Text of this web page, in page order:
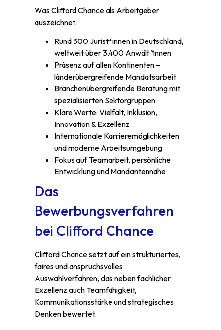
Was Clifford Chance als Arbeitgeber
auszeichnet:
Rund 300 Jurist*innen in Deutschland,
weltweit über 3.400 Anwält*innen
Präsenz auf allen Kontinenten –
länderübergreifende Mandatsarbeit
Branchenübergreifende Beratung mit
spezialisierten Sektorgruppen
Klare Werte: Vielfalt, Inklusion,
Innovation & Exzellenz
Internationale Karrieremöglichkeiten
und moderne Arbeitsumgebung
Fokus auf Teamarbeit, persönliche
Entwicklung und Mandantennähe
Das
Bewerbungsverfahren
bei Clifford Chance
Clifford Chance setzt auf ein strukturiertes,
faires und anspruchsvolles
Auswahlverfahren, das neben fachlicher
Exzellenz auch Teamfähigkeit,
Kommunikationsstärke und strategisches
Denken bewertet.